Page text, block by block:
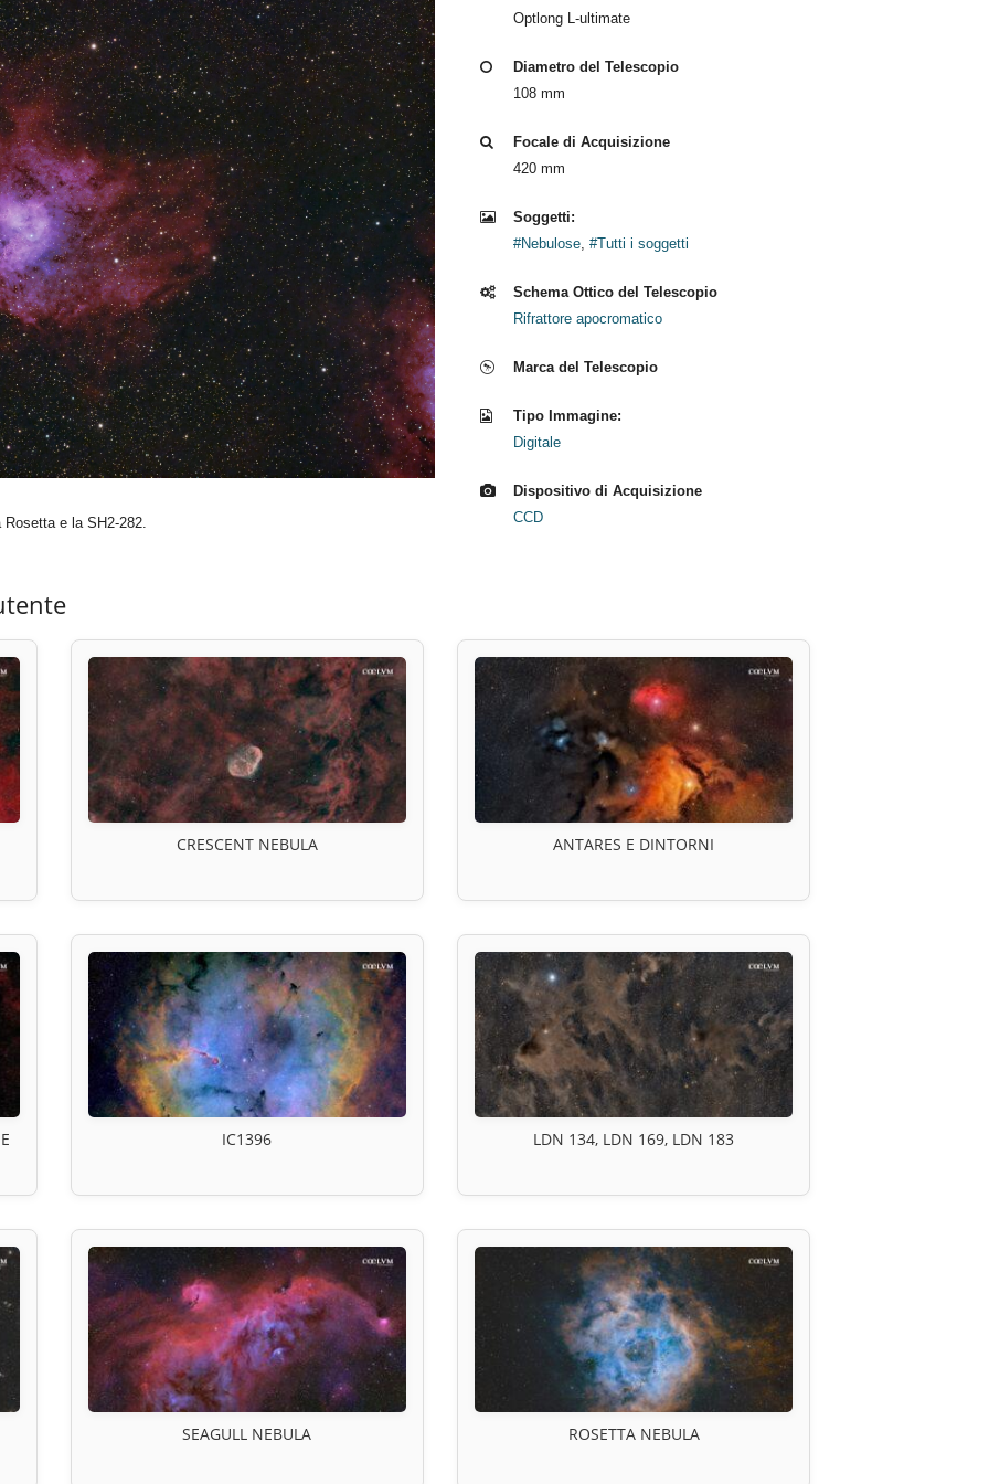
e la SH2-282.
Optlong L-ultimate
Diametro del Telescopio
108 mm
Focale di Acquisizione
420 mm
Soggetti:
#Nebulose, #Tutti i soggetti
Schema Ottico del Telescopio
Rifrattore apocromatico
Marca del Telescopio
Tipo Immagine:
Digitale
Dispositivo di Acquisizione
CCD
CRESCENT NEBULA ANTARES E DINTORNI
IC1396 LDN 134, LDN 169, LDN 183
SEAGULL NEBULA ROSETTA NEBULA